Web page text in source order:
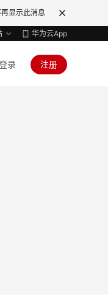
显示此消息
华为云App
录 注册